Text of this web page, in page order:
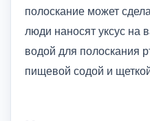
полоскание может
люди наносят уксус на
водой для полоскания
пищевой содой и